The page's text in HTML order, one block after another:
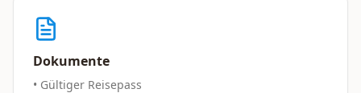
Dokumente
• Gültiger Reisepass